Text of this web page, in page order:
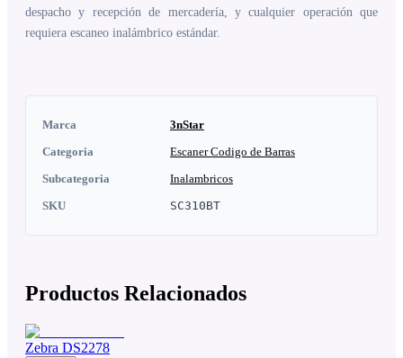
despacho y recepción de mercadería, y cualquier operación que
requiera escaneo inalámbrico estándar.
Marca
3nStar
Categoria
Escaner Codigo de Barras
Subcategoria
Inalambricos
SKU
SC310BT
Productos Relacionados
Zebra DS2278